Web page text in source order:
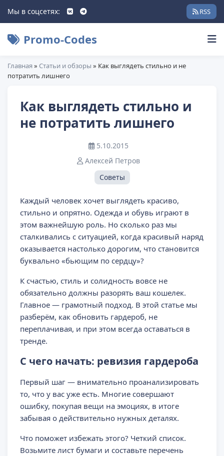
Мы в соцсетях: RSS
Promo-Codes
Главная » Статьи и обзоры » Как выглядеть стильно и не
потратить лишнего
Как выглядеть стильно и
не потратить лишнего
5.10.2015
Алексей Петров
Советы
Каждый человек хочет выглядеть красиво,
стильно и опрятно. Одежда и обувь играют в
этом важнейшую роль. Но сколько раз мы
сталкивались с ситуацией, когда красивый наряд
оказывается настолько дорогим, что становится
буквально «бьющим по сердцу»?
К счастью, стиль и солидность вовсе не
обязательно должны разорять ваш кошелек.
Главное — грамотный подход. В этой статье мы
разберём, как обновить гардероб, не
переплачивая, и при этом всегда оставаться в
тренде.
С чего начать: ревизия гардероба
Первый шаг — внимательно проанализировать
то, что у вас уже есть. Многие совершают
ошибку, покупая вещи на эмоциях, в итоге
забывая о действительно нужных деталях.
Что поможет избежать этого? Четкий список.
Возьмите лист бумаги и составьте перечень